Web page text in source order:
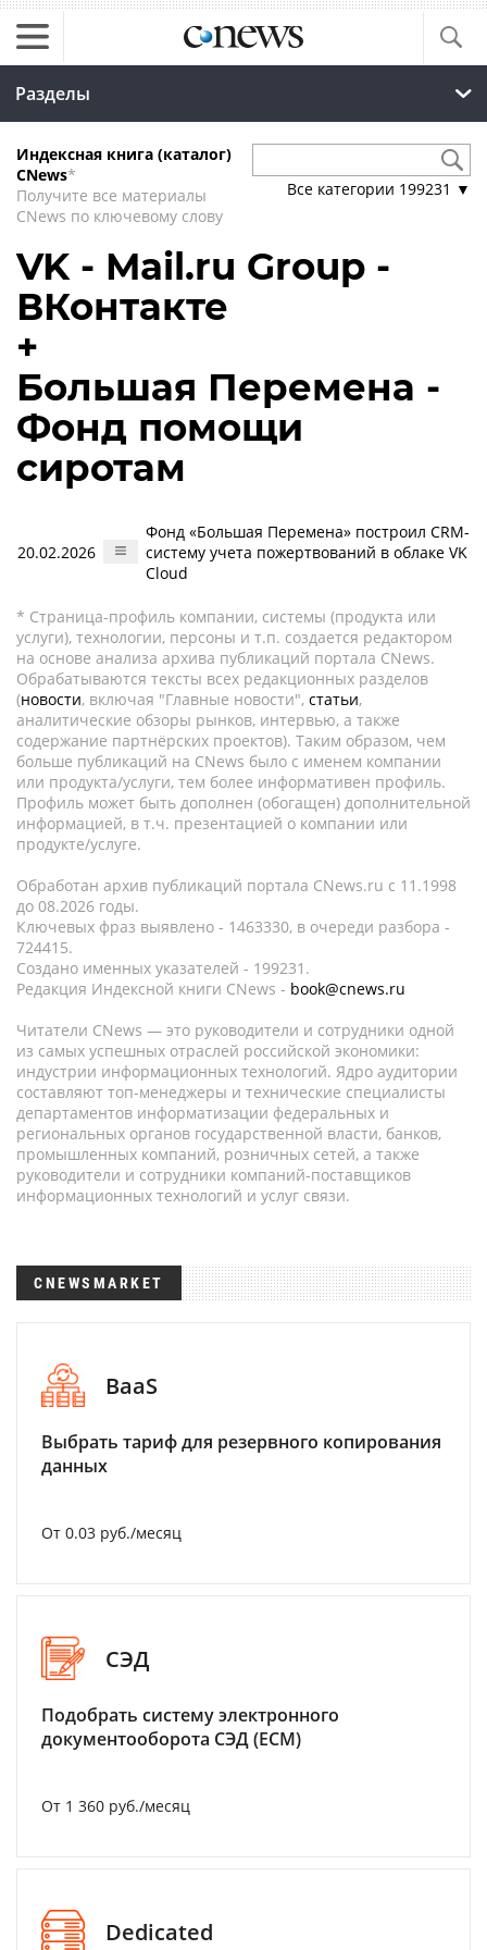
Разделы
Индексная книга (каталог)
CNews*
Получите все материалы
CNews по ключевому слову
Все категории 199231 ▼
VK - Mail.ru Group -
ВКонтакте
+
Большая Перемена -
Фонд помощи
сиротам
20.02.2026
Фонд «Большая Перемена» построил CRM-
систему учета пожертвований в облаке VK
Cloud
* Страница-профиль компании, системы (продукта или
услуги), технологии, персоны и т.п. создается редактором
на основе анализа архива публикаций портала CNews.
Обрабатываются тексты всех редакционных разделов
(новости, включая "Главные новости", статьи,
аналитические обзоры рынков, интервью, а также
содержание партнёрских проектов). Таким образом, чем
больше публикаций на CNews было с именем компании
или продукта/услуги, тем более информативен профиль.
Профиль может быть дополнен (обогащен) дополнительной
информацией, в т.ч. презентацией о компании или
продукте/услуге.
Обработан архив публикаций портала CNews.ru c 11.1998
до 08.2026 годы.
Ключевых фраз выявлено - 1463330, в очереди разбора -
724415.
Создано именных указателей - 199231.
Редакция Индексной книги CNews - book@cnews.ru
Читатели CNews — это руководители и сотрудники одной
из самых успешных отраслей российской экономики:
индустрии информационных технологий. Ядро аудитории
составляют топ-менеджеры и технические специалисты
департаментов информатизации федеральных и
региональных органов государственной власти, банков,
промышленных компаний, розничных сетей, а также
руководители и сотрудники компаний-поставщиков
информационных технологий и услуг связи.
CNEWSMARKET
BaaS
Выбрать тариф для резервного копирования
данных
От 0.03 руб./месяц
СЭД
Подобрать систему электронного
документооборота СЭД (ECM)
От 1 360 руб./месяц
Dedicated